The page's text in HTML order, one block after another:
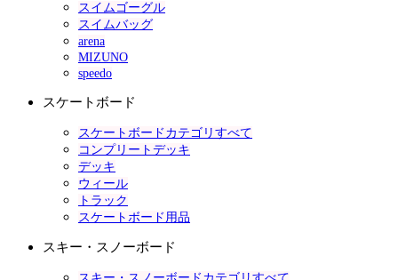
スイムゴーグル
スイムバッグ
arena
MIZUNO
speedo
スケートボード
スケートボードカテゴリすべて
コンプリートデッキ
デッキ
ウィール
トラック
スケートボード用品
スキー・スノーボード